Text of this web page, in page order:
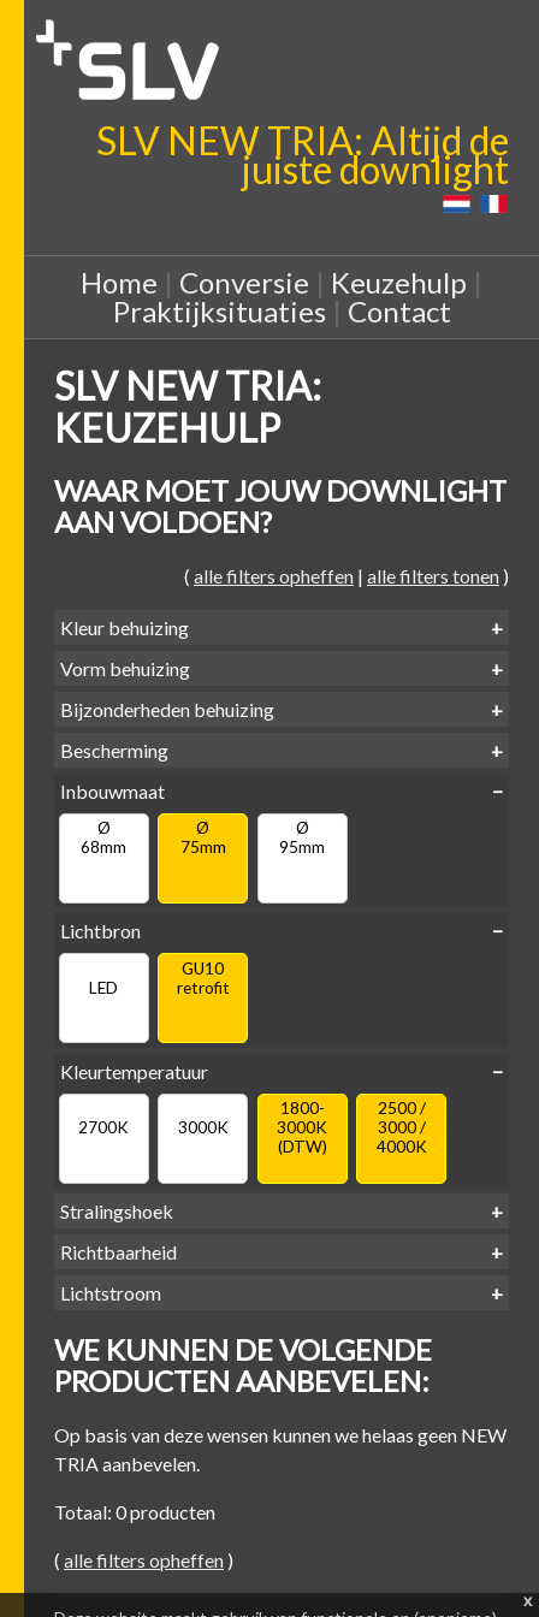
SLV NEW TRIA: Altijd de
juiste downlight
Home | Conversie | Keuzehulp |
Praktijksituaties| Contact
SLV NEW TRIA:
KEUZEHULP
WAAR MOET JOUW DOWNLIGHT
AAN VOLDOEN?
( alle filters opheffen | alle filters tonen )
Kleur behuizing
Zwart Wit
Vorm behuizing
Vierkant
Bijzonderheden behuizing
Bescherming
IP65 water-
Inbouwmaat
Ø
68mm
Ø
75mm
Ø
95mm
Lichtbron
LED
GU10
retrofit
Kleurtemperatuur
2700K 3000K
1800-
3000K
(DTW)
2500 /
3000 /
4000K
Stralingshoek
Richtbaarheid
Lichtstroom
500 lm
-
600 lm
-
700 lm
800 lm
WE KUNNEN DE VOLGENDE
PRODUCTEN AANBEVELEN:
Op basis van deze wensen kunnen we helaas geen NEW
TRIA aanbevelen.
Totaal: 0 producten
( alle filters opheffen )
x